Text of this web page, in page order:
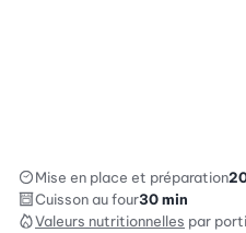
Mise en place et préparation
Cuisson au four30 min
Valeurs nutritionnelles par